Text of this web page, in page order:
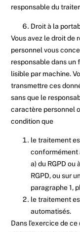
responsable du
Droit à la
Vous avez le droit de
personnel vous
responsable dans
lisible par machine.
transmettre ces
sans que le
caractère personnel
condition que
le traitement
conformément
a) du RGPD ou
RGPD, ou sur
paragraphe 1,
le traitement
automatisés.
Dans l’exercice de